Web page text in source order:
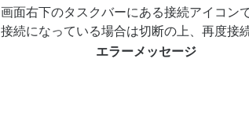
画面右下のタスクバーにある接続アイコン
接続になっている場合は切断の上、再度接
エラーメッセージ